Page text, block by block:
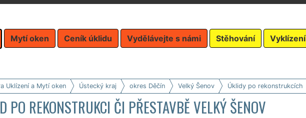
Mytí oken Ceník úklidu Vydělávejte s námi Stěhování Vyklízení
Uklízení a Mytí oken Ústecký kraj okres Děčín Velký Šenov Úklidy po rekonstrukcích
PO REKONSTRUKCI ČI PŘESTAVBĚ VELKÝ ŠENOV